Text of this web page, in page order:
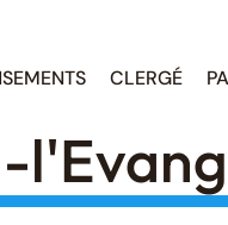
CLERGÉ